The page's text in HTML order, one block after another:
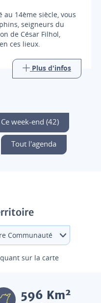
au 14ème siècle, vous
seigneurs du
de César Filhol,
ces lieux.
Plus d'infos
Ce week-end (42)
Tout l'agenda
sur la carte
596 Km2